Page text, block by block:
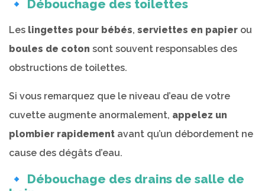
🔹 Débouchage des toilettes
Les lingettes pour bébés, serviettes en papier ou
boules de coton sont souvent responsables des
obstructions de toilettes.
Si vous remarquez que le niveau d’eau de votre
cuvette augmente anormalement, appelez un
plombier rapidement avant qu’un débordement ne
cause des dégâts d’eau.
🔹 Débouchage des drains de salle de